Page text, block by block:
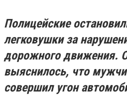
Полицейские
легковушки за
дорожного движения.
выяснилось, что
совершил угон